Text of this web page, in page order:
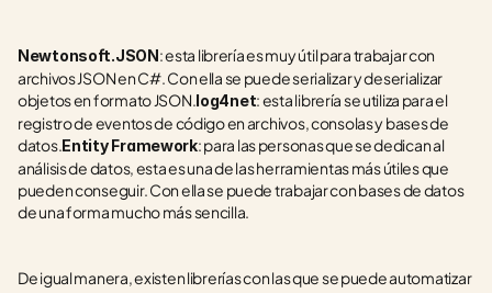
Newtonsoft.JSON: esta librería es muy útil para trabajar con
archivos JSON en C#. Con ella se puede serializar y deserializar
objetos en formato JSON.log4net: esta librería se utiliza para el
registro de eventos de código en archivos, consolas y bases de
datos.Entity Framework: para las personas que se dedican al
análisis de datos, esta es una de las herramientas más útiles que
pueden conseguir. Con ella se puede trabajar con bases de datos
de una forma mucho más sencilla.
De igual manera, existen librerías con las que se puede automatizar